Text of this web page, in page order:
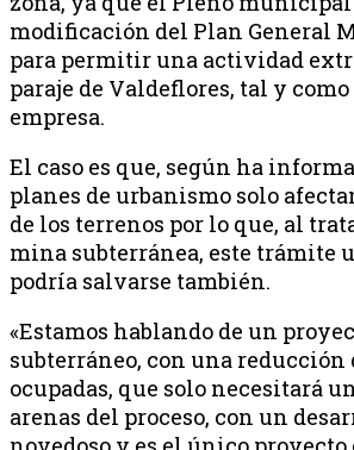
modificación del Plan General
para permitir una actividad
paraje de Valdeflores, tal y
empresa.
El caso es que, según ha
planes de urbanismo solo
de los terrenos por lo que, al
mina subterránea, este trámite
podría salvarse también.
«Estamos hablando de un
subterráneo, con una reducción
ocupadas, que solo necesitará
arenas del proceso, con un